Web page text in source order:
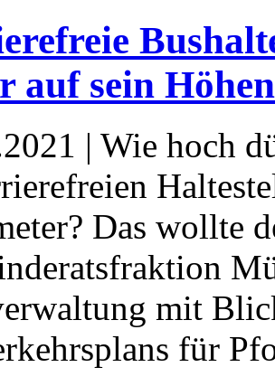
auf sein
| Wie hoch
Das wollte
mit
für